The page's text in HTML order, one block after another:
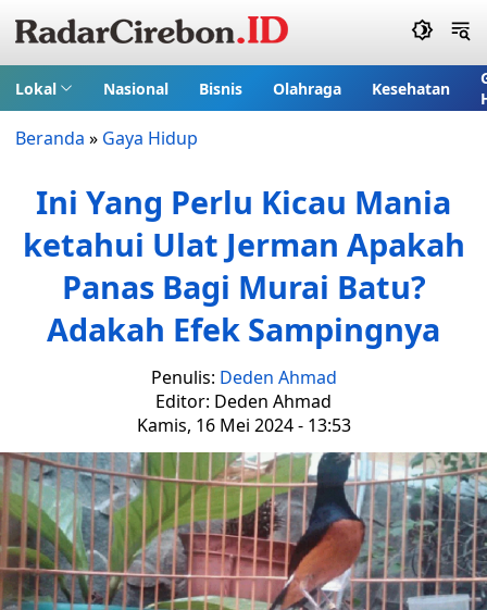
Lokal Nasional Bisnis Olahraga Kesehatan
Beranda » Gaya Hidup
Ini Yang Perlu Kicau Mania
ketahui Ulat Jerman Apakah
Panas Bagi Murai Batu?
Adakah Efek Sampingnya
Penulis: Deden Ahmad
Editor: Deden Ahmad
Kamis, 16 Mei 2024 - 13:53